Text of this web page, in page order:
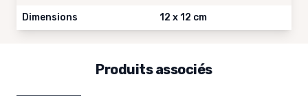
Dimensions 12 x 12 cm
Produits associés